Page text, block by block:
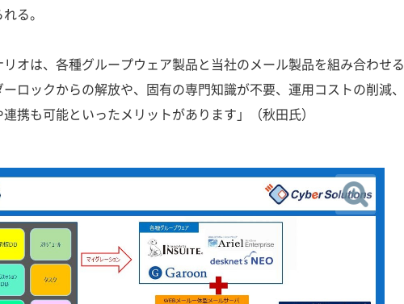
る。
リオは、各種グループウェア製品と当社のメール製品を組み合わせる
ロックからの解放や、固有の専門知識が不要、運用コストの削減、
携も可能といったメリットがあります」（秋田氏）